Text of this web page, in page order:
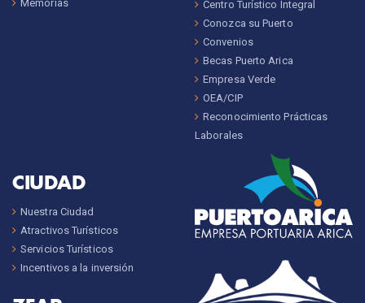
Memorias
Centro Turístico Integral
Conozca su Puerto
Convenios
Becas Puerto Arica
Empresa Verde
OEA/CIP
Reconocimiento Prácticas
Laborales
CIUDAD
Nuestra Ciudad
Atractivos Turísticos
Servicios Turísticos
Incentivos a la inversión